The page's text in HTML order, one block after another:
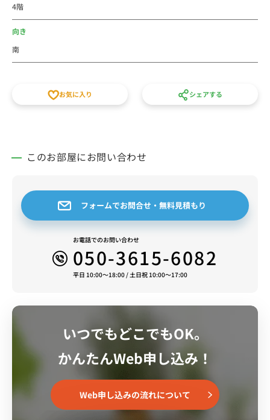
法人のご利用は社宅・寮からの切替で経費削減が出来る
リアです。
個人での初めての社会人の一人暮らしなどに、家具家電
額家賃、間取りなど条件で他の賃貸住宅とも比べてくだ
4階
向き
南
お気に入り シェアする
このお部屋にお問い合わせ
フォームでお問合せ・無料見積もり
お電話でのお問い合わせ
050-3615-6082
平日 10:00～18:00 / 土日祝 10:00～17:00
いつでもどこでもOK。
かんたんWeb申し込み！
Web申し込みの流れについて